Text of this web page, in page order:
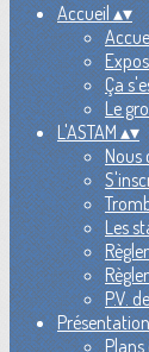
Accueil▴▾
Ça
Le
L'ASTAM▴▾
Nous
Les
P.V.